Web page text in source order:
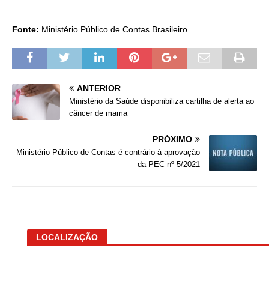
Fonte: Ministério Público de Contas Brasileiro
ANTERIOR
Ministério da Saúde disponibiliza cartilha de alerta ao
câncer de mama
PRÓXIMO
Ministério Público de Contas é contrário à aprovação
da PEC nº 5/2021
LOCALIZAÇÃO